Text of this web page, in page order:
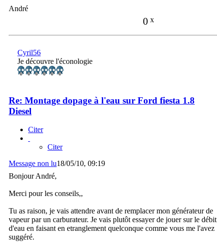
André
0 x
Cyril56
Je découvre l'éconologie
Re: Montage dopage à l'eau sur Ford fiesta 1.8
Diesel
Citer
Citer
Message non lu18/05/10, 09:19
Bonjour André,
Merci pour les conseils,,
Tu as raison, je vais attendre avant de remplacer mon générateur de
vapeur par un carburateur. Je vais plutôt essayer de jouer sur le débit
d'eau en faisant en etranglement quelconque comme vous me l'avez
suggéré.